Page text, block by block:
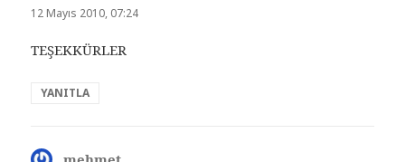
ki:
12 Mayıs 2010, 07:24
TEŞEKKÜRLER
YANITLA